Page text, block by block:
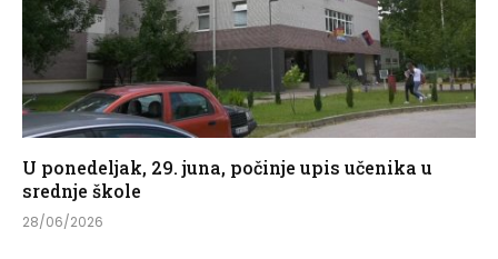
U ponedeljak, 29. juna, počinje upis učenika u
srednje škole
28/06/2026